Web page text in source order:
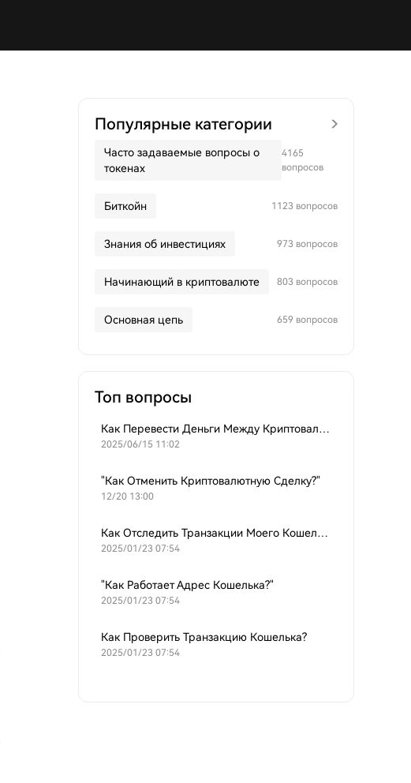
Популярные категории
Часто задаваемые вопросы о
токенах
4165
вопросов
Биткойн 1123 вопросов
Знания об инвестициях 973 вопросов
Начинающий в криптовалюте 803 вопросов
Основная цепь 659 вопросов
Топ вопросы
Как Перевести Деньги Между Криптовалютными Кошельками?
2025/06/15 11:02
"Как Отменить Криптовалютную Сделку?"
12/20 13:00
Как Отследить Транзакции Моего Кошелька?
2025/01/23 07:54
"Как Работает Адрес Кошелька?"
2025/01/23 07:54
Как Проверить Транзакцию Кошелька?
2025/01/23 07:54